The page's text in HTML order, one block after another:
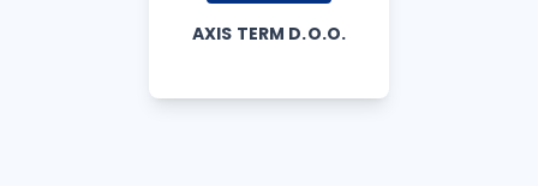
AXIS TERM D.O.O.